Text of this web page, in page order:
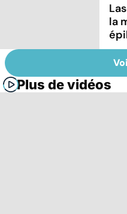
la
Plus de vidéos